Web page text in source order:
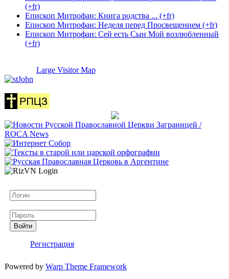
(+fr)
Епископ Митрофан: Книга родства ... (+fr)
Епископ Митрофан: Неделя перед Просвещением (+fr)
Епископ Митрофан: Сей есть Сын Мой возлюбленный
(+fr)
Large Visitor Map
Войти
Регистрация
Powered by Warp Theme Framework